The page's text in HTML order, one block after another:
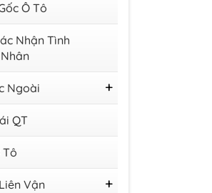
Ô Tô
Nhận Tình
Ngoài
Trú
Lao Động
QT
Tô
Vận